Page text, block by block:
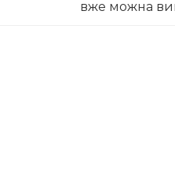
вже можна